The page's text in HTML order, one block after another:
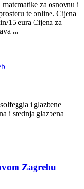
za osnovnu i
te online. Cijena
15 eura Cijena za
...
i glazbene
i srednja glazbena
Zagrebu